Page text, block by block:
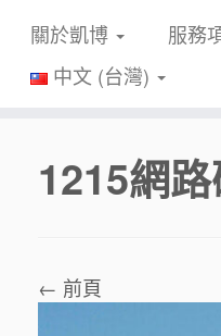
關於凱博 服務
中文 (台灣)
1215網
← 前頁